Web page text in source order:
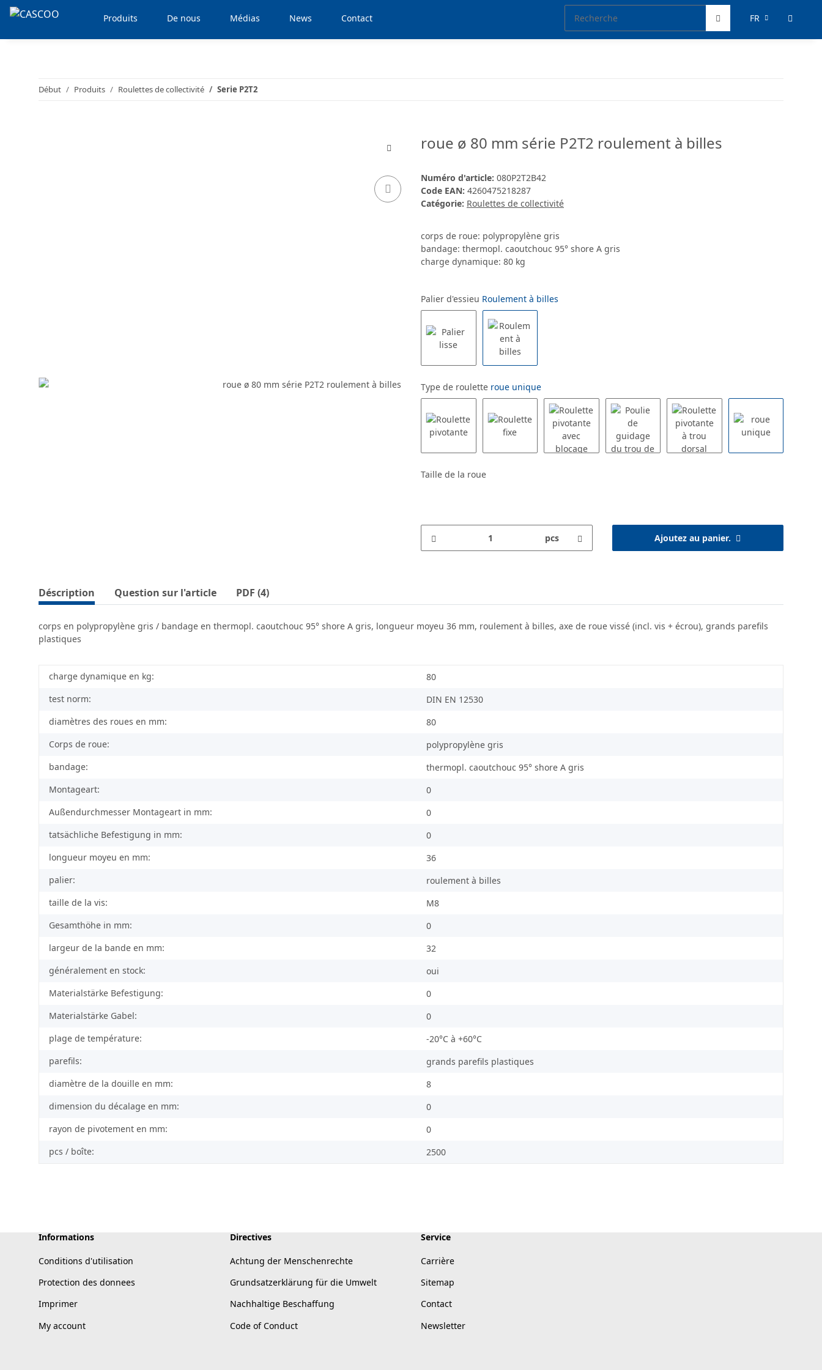
FR
Produits De nous Médias News Contact
Début Produits Roulettes de collectivité Serie P2T2
roue ø 80 mm série P2T2 roulement à billes
Numéro d'article: 080P2T2B42
Code EAN: 4260475218287
Catégorie: Roulettes de collectivité
corps de roue: polypropylène gris
bandage: thermopl. caoutchouc 95° shore A gris
charge dynamique: 80 kg
Palier d'essieu Roulement à billes
Type de roulette roue unique
Taille de la roue
pcs Ajoutez au panier.
Déscription Question sur l'article PDF (4)
corps en polypropylène gris / bandage en thermopl. caoutchouc 95° shore A gris, longueur moyeu 36 mm, roulement à billes, axe de roue vissé (incl. vis + écrou), grands parefils
plastiques
charge dynamique en kg:
80
test norm:
DIN EN 12530
diamètres des roues en mm:
80
Corps de roue:
polypropylène gris
bandage:
thermopl. caoutchouc 95° shore A gris
Montageart:
0
Außendurchmesser Montageart in mm:
0
tatsächliche Befestigung in mm:
0
longueur moyeu en mm:
36
palier:
roulement à billes
taille de la vis:
M8
Gesamthöhe in mm:
0
largeur de la bande en mm:
32
généralement en stock:
oui
Materialstärke Befestigung:
0
Materialstärke Gabel:
0
plage de température:
-20°C à +60°C
parefils:
grands parefils plastiques
diamètre de la douille en mm:
8
dimension du décalage en mm:
0
rayon de pivotement en mm:
0
pcs / boîte:
2500
Informations
Conditions d'utilisation
Protection des donnees
Imprimer
My account
Directives
Achtung der Menschenrechte
Grundsatzerklärung für die Umwelt
Nachhaltige Beschaffung
Code of Conduct
Service
Carrière
Sitemap
Contact
Newsletter